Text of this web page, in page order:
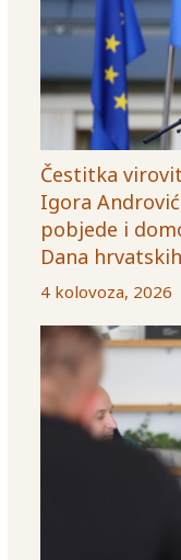
Čestitka
Igora
pobjede i
Dana
4 kolovoza, 2026